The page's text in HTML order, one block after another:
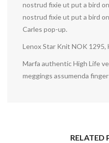
nostrud fixie ut put a bird
nostrud fixie ut put a bird
Carles pop-up.
Lenox Star Knit NOK 1295,
Marfa authentic High Life
meggings assumenda
RELATED